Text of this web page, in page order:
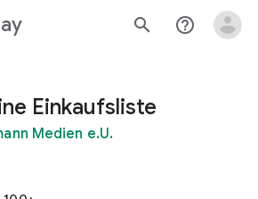
search help_outline
Einkaufsliste
Medien e.U.